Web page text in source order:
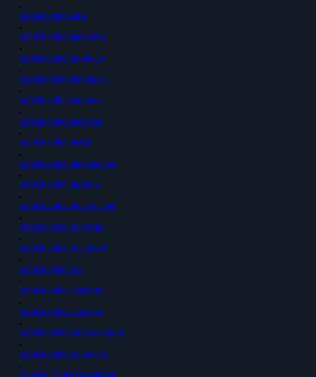
,
cubicle toilet kaca
,
cubicle toilet karawang
,
cubicle toilet kuningan
,
cubicle toilet lamongan
,
cubicle toilet lampung
,
cubicle toilet makassar
,
cubicle toilet matrix
,
cubicle toilet pangandaran
,
cubicle toilet partition
,
cubicle toilet phenolic bali
,
cubicle toilet ponorogo
,
cubicle toilet pvc board
,
cubicle toilet riau
,
cubicle toilet sukabumi
,
cubicle toilet surabaya
,
cubicle toilet tempered glass
,
cubicle toilet trenggalek
,
Cubicle Toilet Yogyakarta